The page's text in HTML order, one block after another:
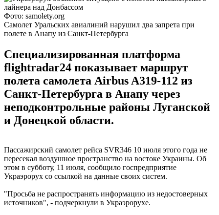
Фото: samolety.org
Самолет Уральских авиалиний нарушил два запрета при
полете в Анапу из Санкт-Петербурга
Специализированная платформа
flightradar24 показывает маршрут
полета самолета Airbus A319-112 из
Санкт-Петербурга в Анапу через
неподконтрольные районы Луганской
и Донецкой области.
Пассажирский самолет рейса SVR346 10 июля этого года не
пересекал воздушное пространство на востоке Украины. Об
этом в субботу, 11 июля, сообщило госпредприятие
Украэрорух со ссылкой на данные своих систем.
"Просьба не распространять информацию из недостоверных
источников", - подчеркнули в Украэрорухе.